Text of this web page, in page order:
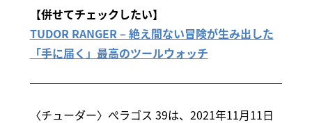
【併せてチェックしたい】
TUDOR RANGER – 絶え間ない冒険が生み出した
「手に届く」最高のツールウォッチ
〈チューダー〉ぺラゴス 39は、2021年11月11日